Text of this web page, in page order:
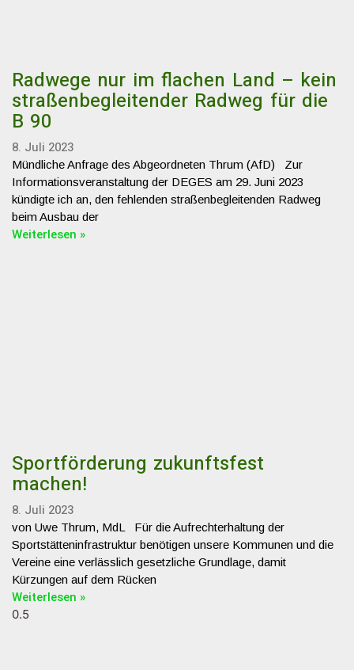
Radwege nur im flachen Land – kein
straßenbegleitender Radweg für die
B 90
8. Juli 2023
Mündliche Anfrage des Abgeordneten Thrum (AfD) Zur
Informationsveranstaltung der DEGES am 29. Juni 2023
kündigte ich an, den fehlenden straßenbegleitenden Radweg
beim Ausbau der
Weiterlesen »
Sportförderung zukunftsfest
machen!
8. Juli 2023
von Uwe Thrum, MdL Für die Aufrechterhaltung der
Sportstätteninfrastruktur benötigen unsere Kommunen und die
Vereine eine verlässlich gesetzliche Grundlage, damit
Kürzungen auf dem Rücken
Weiterlesen »